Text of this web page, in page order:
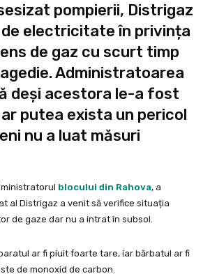
pompierii, Distrigaz
de electricitate în privința
de gaz cu scurt timp
Administratoarea
deși acestora le-a fost
putea exista un pericol
nu a luat măsuri
blocului din Rahova, a
al Distrigaz a venit să verifice situația
de gaze dar nu a intrat în subsol.
ar fi piuit foarte tare, iar bărbatul ar fi
de monoxid de carbon.